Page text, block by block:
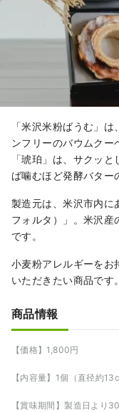
「米沢米粉ばうむ」
ンフリーのバウムク
「琥珀」は、サクッ
ば噛むほど発酵バター
製造元は、米沢市内に
フォルタ）」。米沢産
です。
小麦粉アレルギーをお
いただきたい商品です。
商品情報
【価格】1,800円
【内容量】1個（直径約
【賞味期間】製造日より